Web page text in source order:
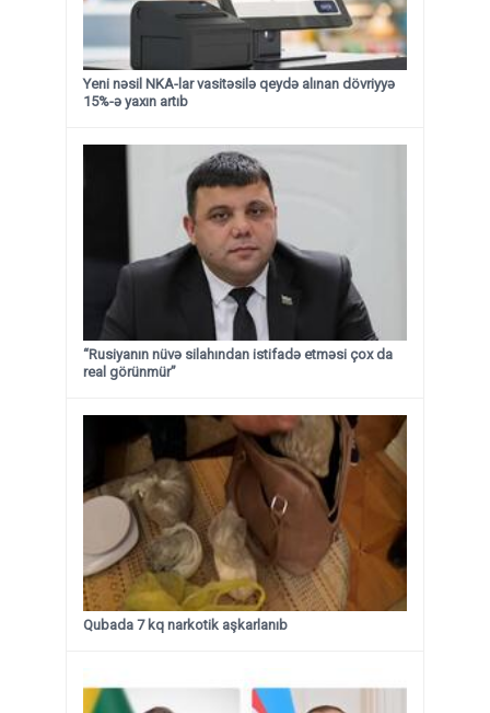
Yeni nəsil NKA-lar vasitəsilə qeydə alınan dövriyyə
15%-ə yaxın artıb
“Rusiyanın nüvə silahından istifadə etməsi çox da
real görünmür”
Qubada 7 kq narkotik aşkarlanıb